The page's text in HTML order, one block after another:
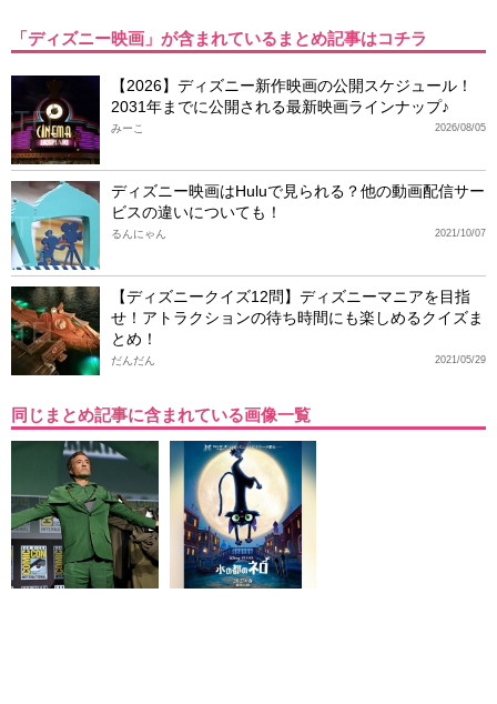
「ディズニー映画」が含まれているまとめ記事はコチラ
【2026】ディズニー新作映画の公開スケジュール！
2031年までに公開される最新映画ラインナップ♪
2026/08/05
みーこ
ディズニー映画はHuluで見られる？他の動画配信サー
ビスの違いについても！
2021/10/07
るんにゃん
【ディズニークイズ12問】ディズニーマニアを目指
せ！アトラクションの待ち時間にも楽しめるクイズま
とめ！
2021/05/29
だんだん
同じまとめ記事に含まれている画像一覧